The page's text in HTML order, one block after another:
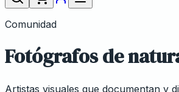
Comunidad
Fotógrafos de
Artistas visuales que documentan y